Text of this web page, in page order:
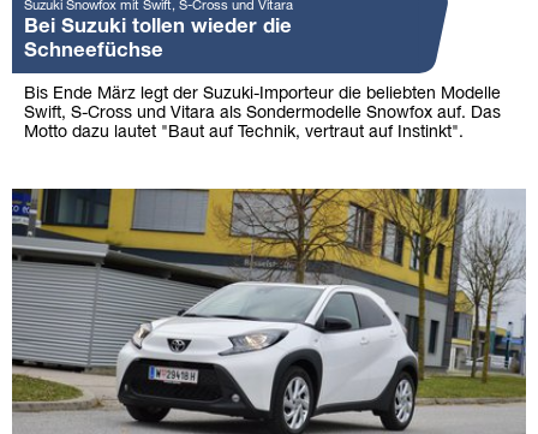
Suzuki Snowfox mit Swift, S-Cross und Vitara
Bei Suzuki tollen wieder die
Schneefüchse
Bis Ende März legt der Suzuki-Importeur die beliebten Modelle
Swift, S-Cross und Vitara als Sondermodelle Snowfox auf. Das
Motto dazu lautet "Baut auf Technik, vertraut auf Instinkt".